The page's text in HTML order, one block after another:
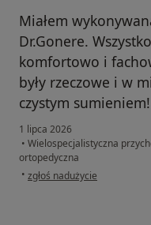
Miałem
Dr.Gonere.
komfortowo i
były rzeczowe i w
czystym
1 lipca 2026
• Wielospecjalistyczna
ortopedyczna
• w opinii użytkownika Wojtek
zgłoś nadużycie